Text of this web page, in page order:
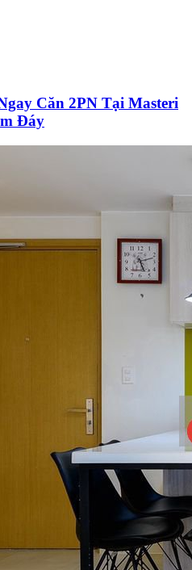
Căn 2PN Tại Masteri
Đáy